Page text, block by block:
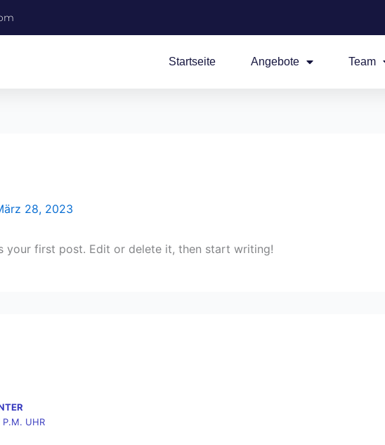
Startseite Angebote Team
28, 2023
your first post. Edit or delete it, then start writing!
UHR